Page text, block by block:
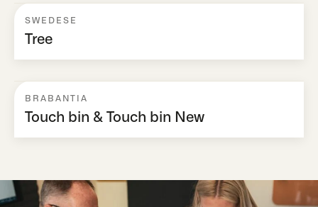
SWEDESE
Tree
BRABANTIA
Touch bin & Touch bin New